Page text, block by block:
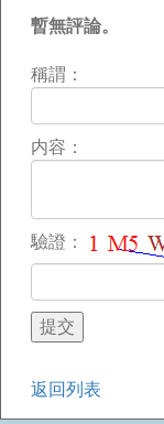
暫無評論。
稱謂：
内容：
驗證：
返回列表